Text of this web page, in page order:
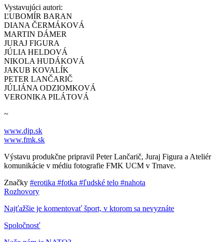
Vystavujúci autori:
ĽUBOMÍR BARAN
DIANA ČERMÁKOVÁ
MARTIN DÁMER
JURAJ FIGURA
JÚLIA HELDOVÁ
NIKOLA HUDÁKOVÁ
JAKUB KOVALÍK
PETER LANČARIČ
JÚLIÁNA ODZIOMKOVÁ
VERONIKA PILÁTOVÁ
~
www.djp.sk
www.fmk.sk
Výstavu produkčne pripravil Peter Lančarič, Juraj Figura a Ateliér
komunikácie v médiu fotografie FMK UCM v Trnave.
Značky #erotika #fotka #ľudské telo #nahota
Rozhovory
Najťažšie je komentovať šport, v ktorom sa nevyznáte
Spoločnosť